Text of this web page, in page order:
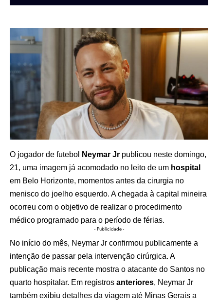
O jogador de futebol Neymar Jr publicou neste domingo,
21, uma imagem já acomodado no leito de um hospital
em Belo Horizonte, momentos antes da cirurgia no
menisco do joelho esquerdo. A chegada à capital mineira
ocorreu com o objetivo de realizar o procedimento
médico programado para o período de férias.
- Publicidade -
No início do mês, Neymar Jr confirmou publicamente a
intenção de passar pela intervenção cirúrgica. A
publicação mais recente mostra o atacante do Santos no
quarto hospitalar. Em registros anteriores, Neymar Jr
também exibiu detalhes da viagem até Minas Gerais a